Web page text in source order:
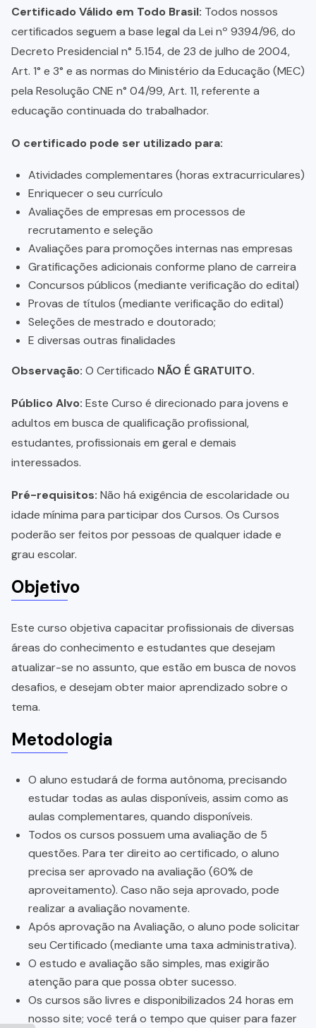
Certificado Válido em Todo Brasil: Todos nossos
certificados seguem a base legal da Lei nº 9394/96, do
Decreto Presidencial n° 5.154, de 23 de julho de 2004,
Art. 1° e 3° e as normas do Ministério da Educação (MEC)
pela Resolução CNE n° 04/99, Art. 11, referente a
educação continuada do trabalhador.
O certificado pode ser utilizado para:
Atividades complementares (horas extracurriculares)
Enriquecer o seu currículo
Avaliações de empresas em processos de
recrutamento e seleção
Avaliações para promoções internas nas empresas
Gratificações adicionais conforme plano de carreira
Concursos públicos (mediante verificação do edital)
Provas de títulos (mediante verificação do edital)
Seleções de mestrado e doutorado;
E diversas outras finalidades
Observação: O Certificado NÃO É GRATUITO.
Público Alvo: Este Curso é direcionado para jovens e
adultos em busca de qualificação profissional,
estudantes, profissionais em geral e demais
interessados.
Pré-requisitos: Não há exigência de escolaridade ou
idade mínima para participar dos Cursos. Os Cursos
poderão ser feitos por pessoas de qualquer idade e
grau escolar.
Objetivo
Este curso objetiva capacitar profissionais de diversas
áreas do conhecimento e estudantes que desejam
atualizar-se no assunto, que estão em busca de novos
desafios, e desejam obter maior aprendizado sobre o
tema.
Metodologia
O aluno estudará de forma autônoma, precisando
estudar todas as aulas disponíveis, assim como as
aulas complementares, quando disponíveis.
Todos os cursos possuem uma avaliação de 5
questões. Para ter direito ao certificado, o aluno
precisa ser aprovado na avaliação (60% de
aproveitamento). Caso não seja aprovado, pode
realizar a avaliação novamente.
Após aprovação na Avaliação, o aluno pode solicitar
seu Certificado (mediante uma taxa administrativa).
O estudo e avaliação são simples, mas exigirão
atenção para que possa obter sucesso.
Os cursos são livres e disponibilizados 24 horas em
nosso site; você terá o tempo que quiser para fazer